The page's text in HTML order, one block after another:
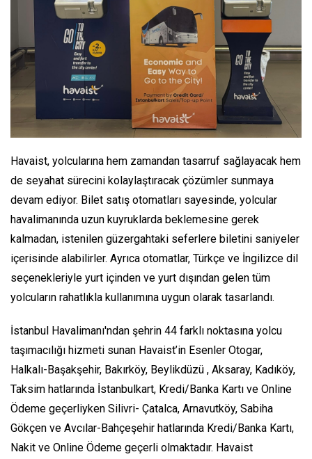
Havaist, yolcularına hem zamandan tasarruf sağlayacak hem
de seyahat sürecini kolaylaştıracak çözümler sunmaya
devam ediyor. Bilet satış otomatları sayesinde, yolcular
havalimanında uzun kuyruklarda beklemesine gerek
kalmadan, istenilen güzergahtaki seferlere biletini saniyeler
içerisinde alabilirler. Ayrıca otomatlar, Türkçe ve İngilizce dil
seçenekleriyle yurt içinden ve yurt dışından gelen tüm
yolcuların rahatlıkla kullanımına uygun olarak tasarlandı.
İstanbul Havalimanı'ndan şehrin 44 farklı noktasına yolcu
taşımacılığı hizmeti sunan Havaist’in Esenler Otogar,
Halkalı-Başakşehir, Bakırköy, Beylikdüzü , Aksaray, Kadıköy,
Taksim hatlarında İstanbulkart, Kredi/Banka Kartı ve Online
Ödeme geçerliyken Silivri- Çatalca, Arnavutköy, Sabiha
Gökçen ve Avcılar-Bahçeşehir hatlarında Kredi/Banka Kartı,
Nakit ve Online Ödeme geçerli olmaktadır. Havaist